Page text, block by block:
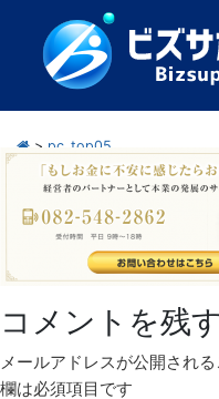
> pc_top05
コメントを残
メールアドレスが公開される
欄は必須項目です